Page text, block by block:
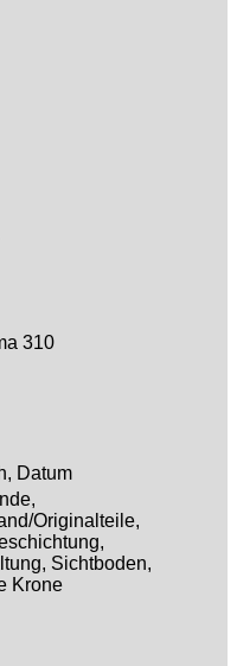
310
Datum
Originalteile,
Sichtboden,
Krone